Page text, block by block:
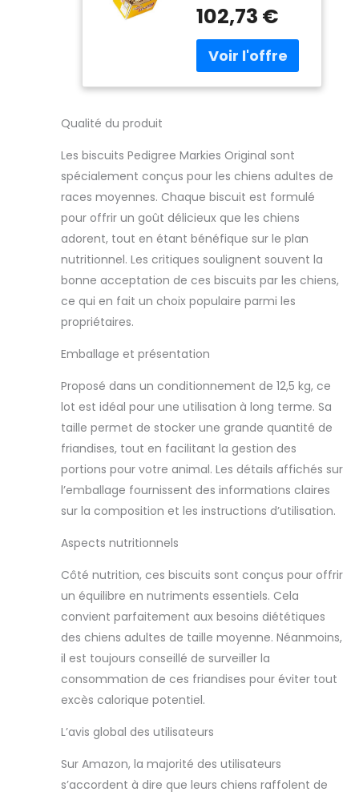
Treats Biscuits
12.5kg
102,73 €
Qualité du produit
Les biscuits Pedigree Markies Original sont
spécialement conçus pour les chiens adultes de
races moyennes. Chaque biscuit est formulé
pour offrir un goût délicieux que les chiens
adorent, tout en étant bénéfique sur le plan
nutritionnel. Les critiques soulignent souvent la
bonne acceptation de ces biscuits par les chiens,
ce qui en fait un choix populaire parmi les
propriétaires.
Emballage et présentation
Proposé dans un conditionnement de 12,5 kg, ce
lot est idéal pour une utilisation à long terme. Sa
taille permet de stocker une grande quantité de
friandises, tout en facilitant la gestion des
portions pour votre animal. Les détails affichés sur
l’emballage fournissent des informations claires
sur la composition et les instructions d’utilisation.
Aspects nutritionnels
Côté nutrition, ces biscuits sont conçus pour offrir
un équilibre en nutriments essentiels. Cela
convient parfaitement aux besoins diététiques
des chiens adultes de taille moyenne. Néanmoins,
il est toujours conseillé de surveiller la
consommation de ces friandises pour éviter tout
excès calorique potentiel.
L’avis global des utilisateurs
Sur Amazon, la majorité des utilisateurs
s’accordent à dire que leurs chiens raffolent de